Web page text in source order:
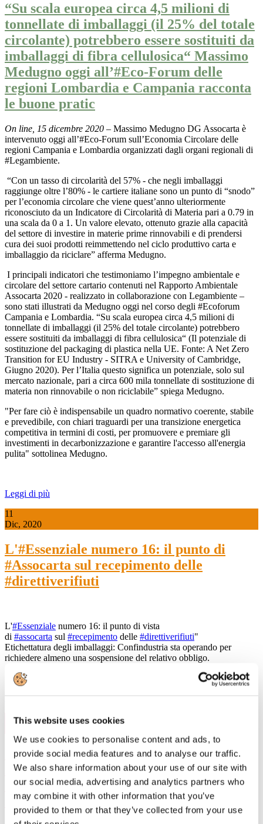
This website uses cookies
We use cookies to personalise content and ads, to
provide social media features and to analyse our traffic.
We also share information about your use of our site with
our social media, advertising and analytics partners who
may combine it with other information that you’ve
provided to them or that they’ve collected from your use
“Su scala europea circa 4,5 milioni di
tonnellate di imballaggi (il 25% del totale
circolante) potrebbero essere sostituiti da
imballaggi di fibra cellulosica“ Massimo
Medugno oggi all’#Eco-Forum delle
regioni Lombardia e Campania racconta
le buone pratic
On line, 15 dicembre 2020 – Massimo Medugno DG Assocarta è
intervenuto oggi all’#Eco-Forum sull’Economia Circolare delle
regioni Campania e Lombardia organizzati dagli organi regionali di
#Legambiente.
“Con un tasso di circolarità del 57% - che negli imballaggi
raggiunge oltre l’80% - le cartiere italiane sono un punto di “snodo”
per l’economia circolare che viene quest’anno ulteriormente
riconosciuto da un Indicatore di Circolarità di Materia pari a 0.79 in
una scala da 0 a 1. Un valore elevato, ottenuto grazie alla capacità
del settore di investire in materie prime rinnovabili e di prendersi
cura dei suoi prodotti reimmettendo nel ciclo produttivo carta e
imballaggio da riciclare” afferma Medugno.
I principali indicatori che testimoniamo l’impegno ambientale e
circolare del settore cartario contenuti nel Rapporto Ambientale
Assocarta 2020 - realizzato in collaborazione con Legambiente –
sono stati illustrati da Medugno oggi nel corso degli #Ecoforum
Campania e Lombardia. “Su scala europea circa 4,5 milioni di
tonnellate di imballaggi (il 25% del totale circolante) potrebbero
essere sostituiti da imballaggi di fibra cellulosica“ (Il potenziale di
sostituzione del packaging di plastica nella UE. Fonte: A Net Zero
Transition for EU Industry - SITRA e University of Cambridge,
Giugno 2020). Per l’Italia questo significa un potenziale, solo sul
mercato nazionale, pari a circa 600 mila tonnellate di sostituzione di
materia non rinnovabile o non riciclabile” spiega Medugno.
"Per fare ciò è indispensabile un quadro normativo coerente, stabile
e prevedibile, con chiari traguardi per una transizione energetica
competitiva in termini di costi, per promuovere e premiare gli
investimenti in decarbonizzazione e garantire l'accesso all'energia
pulita" sottolinea Medugno.
Leggi di più
11
Dic, 2020
L'#Essenziale numero 16: il punto di
#Assocarta sul recepimento delle
#direttiverifiuti
L'#Essenziale numero 16: il punto di vista
di #assocarta sul #recepimento delle #direttiverifiuti"
Etichettatura degli imballaggi: Confindustria sta operando per
richiedere almeno una sospensione del relativo obbligo.
Dichiarazione congiunta Assocarta,
Assografici e OO.SS: “I comitati
aziendali Covid-19 hanno funzionato: la
salute dei lavoratori al primo posto”